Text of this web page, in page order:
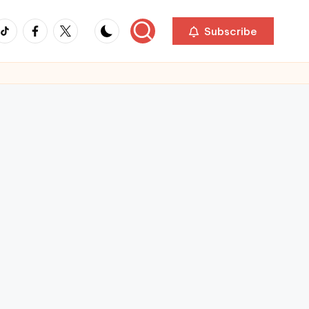
Facebook
Twitter Subscribe